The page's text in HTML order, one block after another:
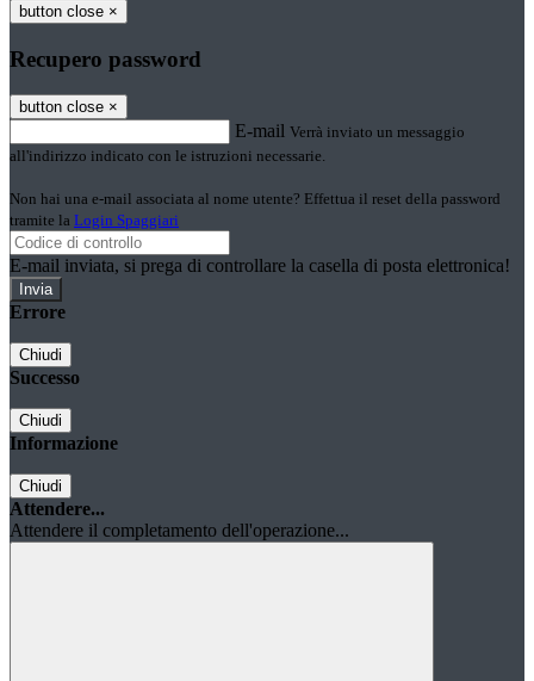
button close ×
Recupero password
button close ×
E-mail Verrà inviato un messaggio
all'indirizzo indicato con le istruzioni necessarie.
Non hai una e-mail associata al nome utente? Effettua il reset della password
tramite la Login Spaggiari
E-mail inviata, si prega di controllare la casella di posta elettronica!
Errore
Chiudi
Successo
Chiudi
Informazione
Chiudi
Attendere...
Attendere il completamento dell'operazione...